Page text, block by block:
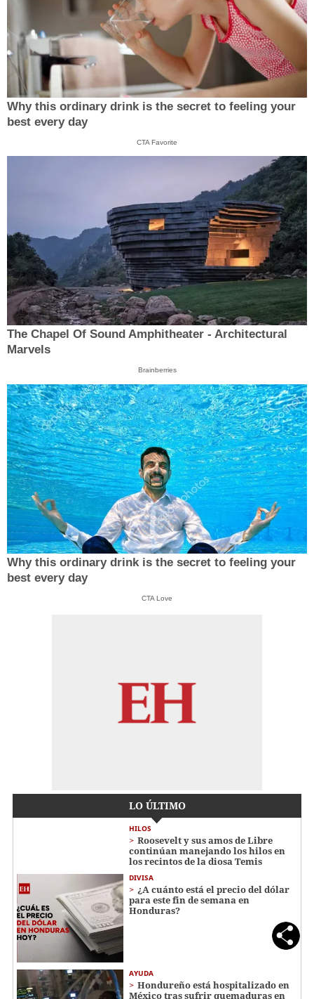
Why this ordinary drink is the secret to feeling your
best every day
CTA Favorite
The Chapel Of Sound Amphitheater - Architectural
Marvels
Brainberries
Why this ordinary drink is the secret to feeling your
best every day
CTA Love
LO ÚLTIMO
HILOS
Roosevelt y sus amos de Libre
continúan manejando los hilos en
los recintos de la diosa Temis
DIVISA
¿A cuánto está el precio del dólar
para este fin de semana en
Honduras?
AYUDA
Hondureño está hospitalizado en
México tras sufrir quemaduras en